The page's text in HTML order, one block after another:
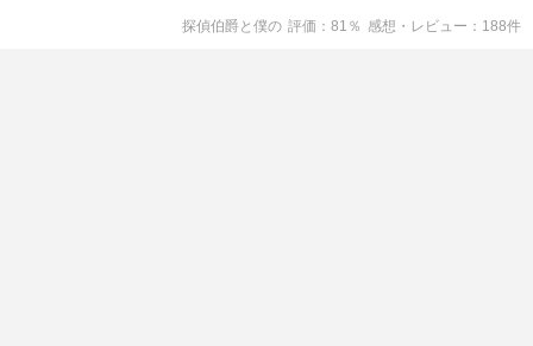
探偵伯爵と僕の 評価 81 ％ 感想・レビュー 188件